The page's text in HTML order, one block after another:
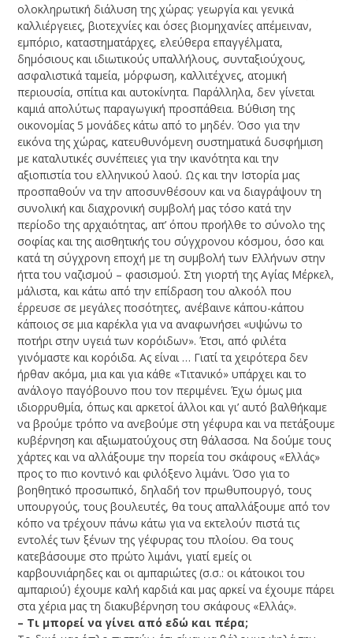
ολοκληρωτική διάλυση της χώρας: γεωργία και γενικά
καλλιέργειες, βιοτεχνίες και όσες βιομηχανίες απέμειναν,
εμπόριο, καταστηματάρχες, ελεύθερα επαγγέλματα,
δημόσιους και ιδιωτικούς υπαλλήλους, συνταξιούχους,
ασφαλιστικά ταμεία, μόρφωση, καλλιτέχνες, ατομική
περιουσία, σπίτια και αυτοκίνητα. Παράλληλα, δεν γίνεται
καμιά απολύτως παραγωγική προσπάθεια. Βύθιση της
οικονομίας 5 μονάδες κάτω από το μηδέν. Όσο για την
εικόνα της χώρας, κατευθυνόμενη συστηματικά δυσφήμιση
με καταλυτικές συνέπειες για την ικανότητα και την
αξιοπιστία του ελληνικού λαού. Ως και την Ιστορία μας
προσπαθούν να την αποσυνθέσουν και να διαγράψουν τη
συνολική και διαχρονική συμβολή μας τόσο κατά την
περίοδο της αρχαιότητας, απ’ όπου προήλθε το σύνολο της
σοφίας και της αισθητικής του σύγχρονου κόσμου, όσο και
κατά τη σύγχρονη εποχή με τη συμβολή των Ελλήνων στην
ήττα του ναζισμού – φασισμού. Στη γιορτή της Αγίας Μέρκελ,
μάλιστα, και κάτω από την επίδραση του αλκοόλ που
έρρευσε σε μεγάλες ποσότητες, ανέβαινε κάπου-κάπου
κάποιος σε μια καρέκλα για να αναφωνήσει «υψώνω το
ποτήρι στην υγειά των κορόιδων». Έτσι, από φιλέτα
γινόμαστε και κορόιδα. Ας είναι … Γιατί τα χειρότερα δεν
ήρθαν ακόμα, μια και για κάθε «Τιτανικό» υπάρχει και το
ανάλογο παγόβουνο που τον περιμένει. Έχω όμως μια
ιδιορρυθμία, όπως και αρκετοί άλλοι και γι’ αυτό βαλθήκαμε
να βρούμε τρόπο να ανεβούμε στη γέφυρα και να πετάξουμε
κυβέρνηση και αξιωματούχους στη θάλασσα. Να δούμε τους
χάρτες και να αλλάξουμε την πορεία του σκάφους «Ελλάς»
προς το πιο κοντινό και φιλόξενο λιμάνι. Όσο για το
βοηθητικό προσωπικό, δηλαδή τον πρωθυπουργό, τους
υπουργούς, τους βουλευτές, θα τους απαλλάξουμε από τον
κόπο να τρέχουν πάνω κάτω για να εκτελούν πιστά τις
εντολές των ξένων της γέφυρας του πλοίου. Θα τους
κατεβάσουμε στο πρώτο λιμάνι, γιατί εμείς οι
καρβουνιάρηδες και οι αμπαριώτες (σ.σ.: οι κάτοικοι του
αμπαριού) έχουμε καλή καρδιά και μας αρκεί να έχουμε πάρει
στα χέρια μας τη διακυβέρνηση του σκάφους «Ελλάς».
– Τι μπορεί να γίνει από εδώ και πέρα;